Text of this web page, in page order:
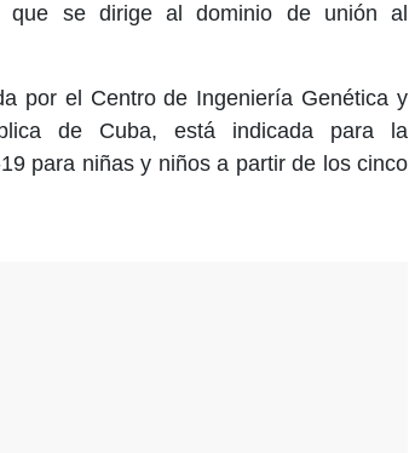
que se dirige al dominio de unión al
por el Centro de Ingeniería Genética y
de Cuba, está indicada para la
para niñas y niños a partir de los cinco